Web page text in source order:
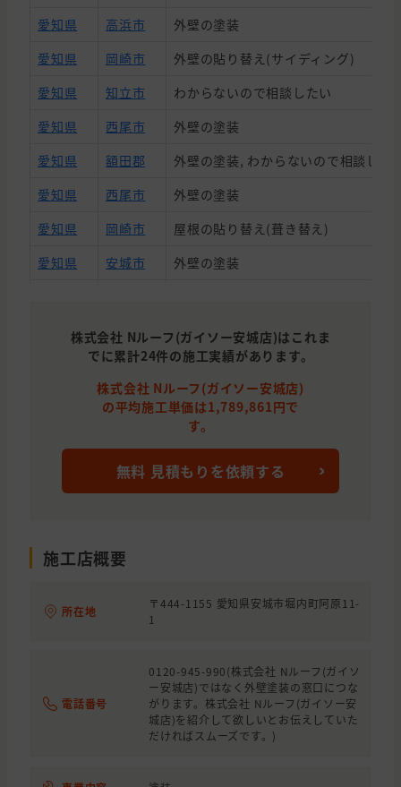
愛知県
高浜市
外壁の塗装
愛知県
岡崎市
外壁の貼り替え(サイディング)
愛知県
知立市
わからないので相談したい
愛知県
西尾市
外壁の塗装
愛知県
額田郡
外壁の塗装, わからないので相談した
愛知県
西尾市
外壁の塗装
愛知県
岡崎市
屋根の貼り替え(葺き替え)
愛知県
安城市
外壁の塗装
愛知県
安城市
外壁の塗装, 防水
岡崎市
外壁の塗装
高浜市
外壁と屋根の塗装
外壁の塗装
西尾市
屋根の塗装, 屋根の貼り替え(葺き替
愛知県
碧南市
愛知県
屋根の貼り替え(葺き替え), わからな
外壁の塗装
愛知県
刈谷市 屋根の貼り替え(葺き替え)
株式会社 Nルーフ(ガイソー安城店)はこれま
でに累計24件の施工実績があります。
株式会社 Nルーフ(ガイソー安城店)
の平均施工単価は1,789,861円で
す。
無料 見積もりを依頼する
施工店概要
所在地
〒444-1155 愛知県安城市堀内町阿原11-
1
電話番号
0120-945-990(株式会社 Nルーフ(ガイソ
ー安城店)ではなく外壁塗装の窓口につな
がります。株式会社 Nルーフ(ガイソー安
城店)を紹介して欲しいとお伝えしていた
だければスムーズです。)